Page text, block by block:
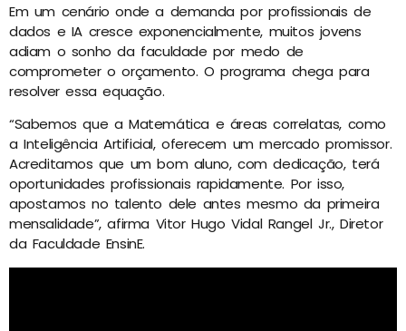
Em um cenário onde a demanda por profissionais de
dados e IA cresce exponencialmente, muitos jovens
adiam o sonho da faculdade por medo de
comprometer o orçamento. O programa chega para
resolver essa equação.
“Sabemos que a Matemática e áreas correlatas, como
a Inteligência Artificial, oferecem um mercado promissor.
Acreditamos que um bom aluno, com dedicação, terá
oportunidades profissionais rapidamente. Por isso,
apostamos no talento dele antes mesmo da primeira
mensalidade”, afirma Vitor Hugo Vidal Rangel Jr., Diretor
da Faculdade EnsinE.